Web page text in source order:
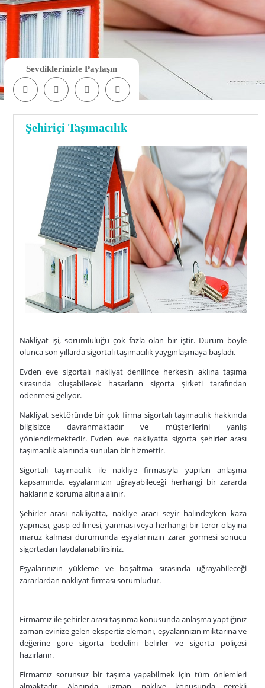
Sevdiklerinizle Paylaşın
Şehiriçi Taşımacılık
Nakliyat işi, sorumluluğu çok fazla olan bir iştir. Durum böyle
olunca son yıllarda sigortalı taşımacılık yaygınlaşmaya başladı.
Evden eve sigortalı nakliyat denilince herkesin aklına taşıma
sırasında oluşabilecek hasarların sigorta şirketi tarafından
ödenmesi geliyor.
Nakliyat sektöründe bir çok firma sigortalı taşımacılık hakkında
bilgisizce davranmaktadır ve müşterilerini yanlış
yönlendirmektedir. Evden eve nakliyatta sigorta şehirler arası
taşımacılık alanında sunulan bir hizmettir.
Sigortalı taşımacılık ile nakliye firmasıyla yapılan anlaşma
kapsamında, eşyalarınızın uğrayabileceği herhangi bir zararda
haklarınız koruma altına alınır.
Şehirler arası nakliyatta, nakliye aracı seyir halindeyken kaza
yapması, gasp edilmesi, yanması veya herhangi bir terör olayına
maruz kalması durumunda eşyalarınızın zarar görmesi sonucu
sigortadan faydalanabilirsiniz.
Eşyalarınızın yükleme ve boşaltma sırasında uğrayabileceği
zararlardan nakliyat firması sorumludur.
Firmamız ile şehirler arası taşınma konusunda anlaşma yaptığınız
zaman evinize gelen ekspertiz elemanı, eşyalarınızın miktarına ve
değerine göre sigorta bedelini belirler ve sigorta poliçesi
hazırlanır.
Firmamız sorunsuz bir taşıma yapabilmek için tüm önlemleri